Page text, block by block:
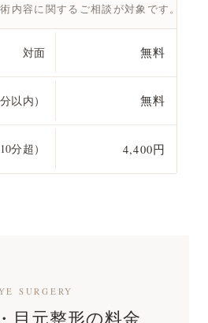
内容に関するご相談が対象です。新
対面 無料
以内） 無料
分超） 4,400円
SURGERY
目元整形の料金